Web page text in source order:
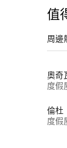
值
周邊
奧奇
度假
倫杜
度假